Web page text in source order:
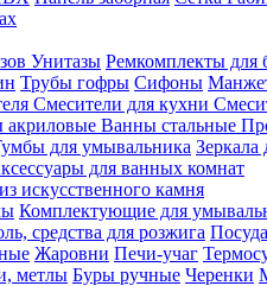
Унитазы Ремкомплекты для
Трубы гофры Сифоны
Смесители для кухни
Ванны стальные
для умывальника Зеркала
для ванных комнат
искусственного камня
Комплектующие для
средства для розжига
Жаровни Печи-учаг
метлы Буры ручные Черенки